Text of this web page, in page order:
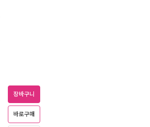
장바구니
바로구매